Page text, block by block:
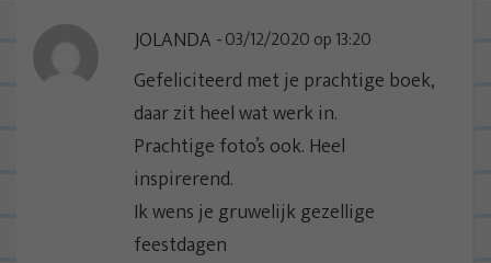
JOLANDA 03/12/2020 op 13:20
Gefeliciteerd met je prachtige boek,
daar zit heel wat werk in.
Prachtige foto’s ook. Heel
inspirerend.
Ik wens je gruwelijk gezellige
feestdagen